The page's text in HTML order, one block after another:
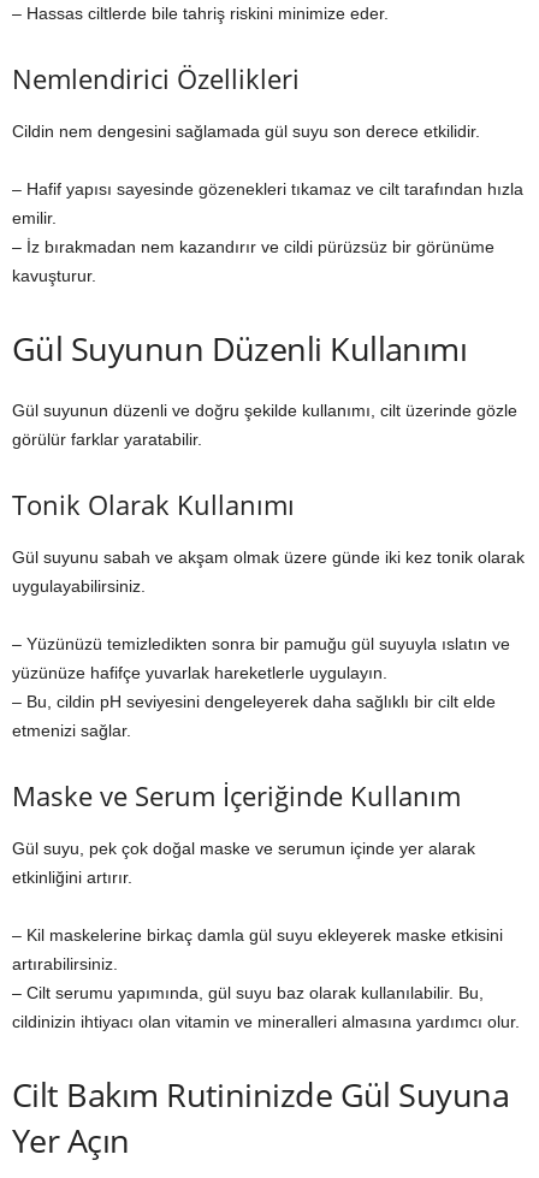
– Hassas ciltlerde bile tahriş riskini minimize eder.
Nemlendirici Özellikleri
Cildin nem dengesini sağlamada gül suyu son derece etkilidir.
– Hafif yapısı sayesinde gözenekleri tıkamaz ve cilt tarafından hızla
emilir.
– İz bırakmadan nem kazandırır ve cildi pürüzsüz bir görünüme
kavuşturur.
Gül Suyunun Düzenli Kullanımı
Gül suyunun düzenli ve doğru şekilde kullanımı, cilt üzerinde gözle
görülür farklar yaratabilir.
Tonik Olarak Kullanımı
Gül suyunu sabah ve akşam olmak üzere günde iki kez tonik olarak
uygulayabilirsiniz.
– Yüzünüzü temizledikten sonra bir pamuğu gül suyuyla ıslatın ve
yüzünüze hafifçe yuvarlak hareketlerle uygulayın.
– Bu, cildin pH seviyesini dengeleyerek daha sağlıklı bir cilt elde
etmenizi sağlar.
Maske ve Serum İçeriğinde Kullanım
Gül suyu, pek çok doğal maske ve serumun içinde yer alarak
etkinliğini artırır.
– Kil maskelerine birkaç damla gül suyu ekleyerek maske etkisini
artırabilirsiniz.
– Cilt serumu yapımında, gül suyu baz olarak kullanılabilir. Bu,
cildinizin ihtiyacı olan vitamin ve mineralleri almasına yardımcı olur.
Cilt Bakım Rutininizde Gül Suyuna
Yer Açın